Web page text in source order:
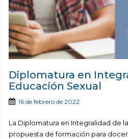
Diplomatura en
Educación Sexual
16 de febrero de 2022
La Diplomatura en Integralidad de
propuesta de formación para